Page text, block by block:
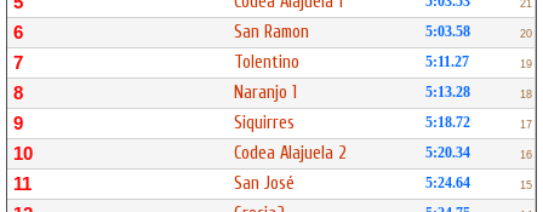
21
6 San Ramon 5:03.58 20
7 Tolentino 5:11.27 19
8 Naranjo 1 5:13.28 18
9 Siquirres 5:18.72 17
10 Codea Alajuela 2 5:20.34 16
11 San José 5:24.64 15